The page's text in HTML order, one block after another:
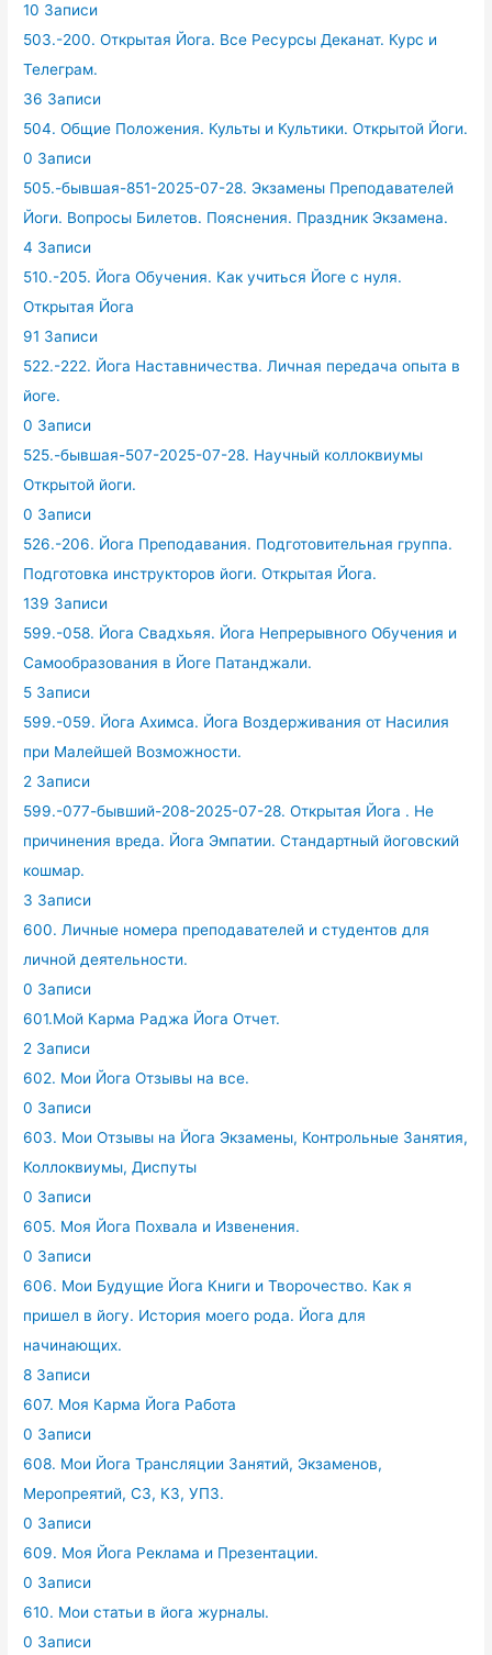
10 Записи
503.-200. Открытая Йога. Все Ресурсы Деканат. Курс и
Телеграм.
36 Записи
504. Общие Положения. Культы и Культики. Открытой Йоги.
0 Записи
505.-бывшая-851-2025-07-28. Экзамены Преподавателей
Йоги. Вопросы Билетов. Пояснения. Праздник Экзамена.
4 Записи
510.-205. Йога Обучения. Как учиться Йоге с нуля.
Открытая Йога
91 Записи
522.-222. Йога Наставничества. Личная передача опыта в
йоге.
0 Записи
525.-бывшая-507-2025-07-28. Научный коллоквиумы
Открытой йоги.
0 Записи
526.-206. Йога Преподавания. Подготовительная группа.
Подготовка инструкторов йоги. Открытая Йога.
139 Записи
599.-058. Йога Свадхьяя. Йога Непрерывного Обучения и
Самообразования в Йоге Патанджали.
5 Записи
599.-059. Йога Ахимса. Йога Воздерживания от Насилия
при Малейшей Возможности.
2 Записи
599.-077-бывший-208-2025-07-28. Открытая Йога . Не
причинения вреда. Йога Эмпатии. Стандартный йоговский
кошмар.
3 Записи
600. Личные номера преподавателей и студентов для
личной деятельности.
0 Записи
601.Мой Карма Раджа Йога Отчет.
2 Записи
602. Мои Йога Отзывы на все.
0 Записи
603. Мои Отзывы на Йога Экзамены, Контрольные Занятия,
Коллоквиумы, Диспуты
0 Записи
605. Моя Йога Похвала и Извенения.
0 Записи
606. Мои Будущие Йога Книги и Творочество. Как я
пришел в йогу. История моего рода. Йога для
начинающих.
8 Записи
607. Моя Карма Йога Работа
0 Записи
608. Мои Йога Трансляции Занятий, Экзаменов,
Меропреятий, СЗ, КЗ, УПЗ.
0 Записи
609. Моя Йога Реклама и Презентации.
0 Записи
610. Мои статьи в йога журналы.
0 Записи